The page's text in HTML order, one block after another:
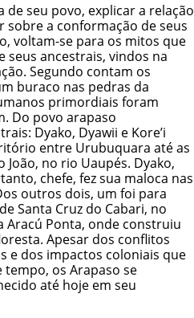
seu povo, explicar a relação
a conformação de seus
voltam-se para os mitos que
seus ancestrais, vindos na
Segundo contam os
buraco nas pedras da
primordiais foram
Do povo arapaso
Dyako, Dyawii e Kore’i
entre Urubuquara até as
João, no rio Uaupés. Dyako,
chefe, fez sua maloca nas
outros dois, um foi para
Santa Cruz do Cabari, no
Aracú Ponta, onde construiu
Apesar dos conflitos
e dos impactos coloniais que
os Arapaso se
até hoje em seu